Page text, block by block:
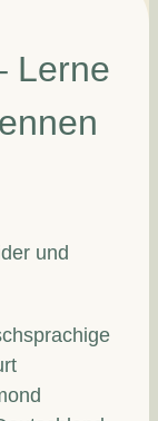
Lerne
und